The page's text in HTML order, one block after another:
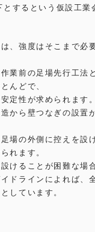
するという仮設工業
、強度はそこまで必
業前の足場先行工法
んどで、
定性が求められます。
から壁つなぎの設置
場の外側に控えを設
れます。
けることが困難な場
ドラインによれば、
としています。